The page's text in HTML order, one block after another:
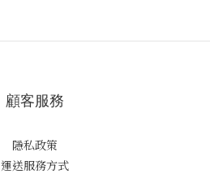
顧客服務
隱私政策
運送服務方式